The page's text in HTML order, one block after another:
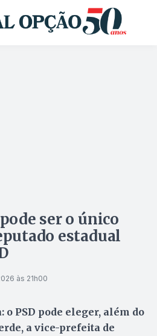
ser o único
estadual
às 21h00
o PSD pode eleger, além do
a vice-prefeita de